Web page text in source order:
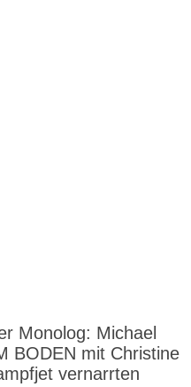
Monolog: Michael
BODEN mit Christine
vernarrten